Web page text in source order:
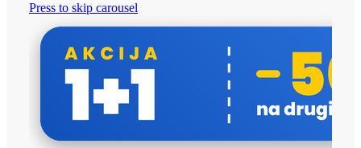
Press to skip carousel